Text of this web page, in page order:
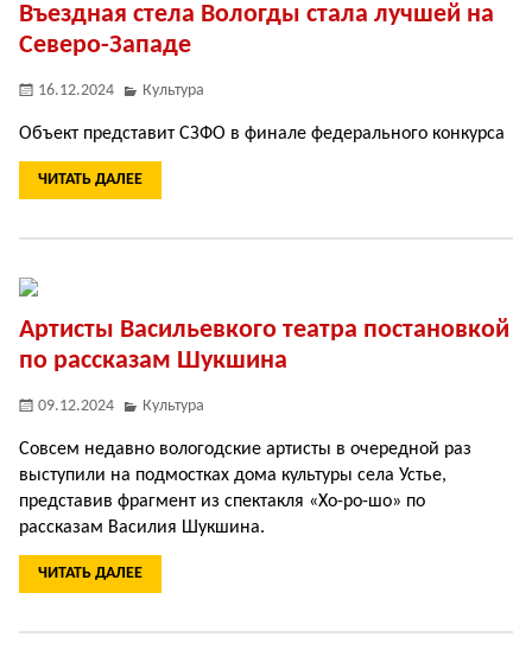
Въездная стела Вологды стала лучшей на
Северо-Западе
16.12.2024 Культура
Объект представит СЗФО в финале федерального конкурса
ЧИТАТЬ ДАЛЕЕ
Артисты Васильевкого театра постановкой
по рассказам Шукшина
09.12.2024 Культура
Совсем недавно вологодские артисты в очередной раз
выступили на подмостках дома культуры села Устье,
представив фрагмент из спектакля «Хо-ро-шо» по
рассказам Василия Шукшина.
ЧИТАТЬ ДАЛЕЕ